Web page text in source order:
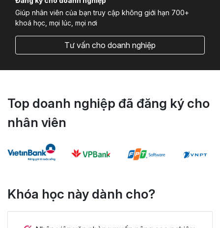
Giúp nhân viên của bạn truy cập không giới hạn 700+
khoá học, mọi lúc, mọi nơi
Tư vấn cho doanh nghiệp
Top doanh nghiệp đã đăng ký cho
nhân viên
Khóa học này dành cho?